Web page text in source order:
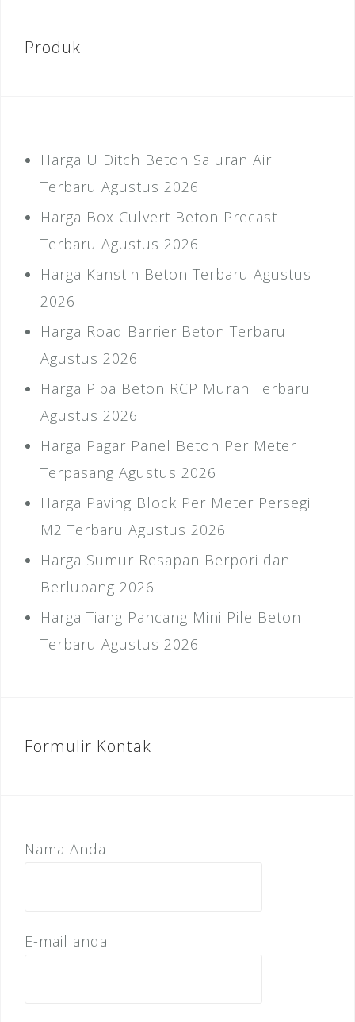
Produk
Harga U Ditch Beton Saluran Air
Terbaru Agustus 2026
Harga Box Culvert Beton Precast
Terbaru Agustus 2026
Harga Kanstin Beton Terbaru Agustus
2026
Harga Road Barrier Beton Terbaru
Agustus 2026
Harga Pipa Beton RCP Murah Terbaru
Agustus 2026
Harga Pagar Panel Beton Per Meter
Terpasang Agustus 2026
Harga Paving Block Per Meter Persegi
M2 Terbaru Agustus 2026
Harga Sumur Resapan Berpori dan
Berlubang 2026
Harga Tiang Pancang Mini Pile Beton
Terbaru Agustus 2026
Formulir Kontak
Nama Anda
E-mail anda